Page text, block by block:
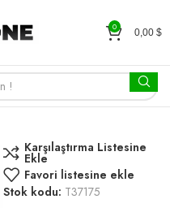
0
0,00 $
Karşılaştırma Listesine
Ekle
Favori listesine ekle
Stok kodu: T37175